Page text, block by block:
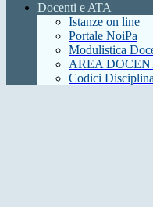
Docenti e ATA
Istanze on line
Portale NoiPa
Modulistica
AREA
Codici